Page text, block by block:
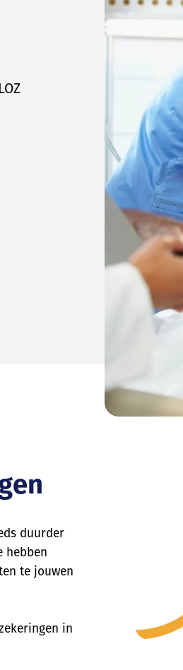
duurder
hebben
te jouwen
in